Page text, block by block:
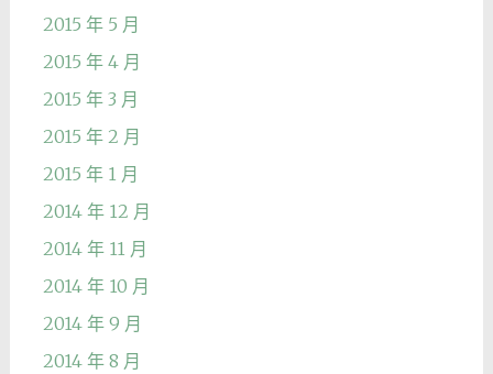
2015 年 5 月
2015 年 4 月
2015 年 3 月
2015 年 2 月
2015 年 1 月
2014 年 12 月
2014 年 11 月
2014 年 10 月
2014 年 9 月
2014 年 8 月